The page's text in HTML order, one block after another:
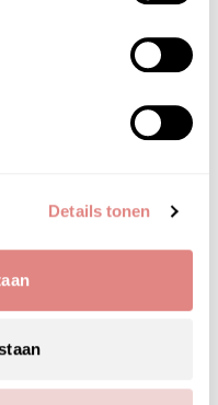
Details tonen
we